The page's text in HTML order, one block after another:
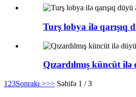
Turş lobya ilə qarışıq
Qızardılmış küncüt
1 23Sonrakı >>> Səhifə 1 / 3